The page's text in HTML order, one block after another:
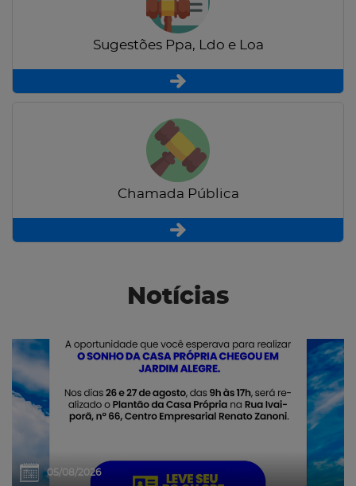
Sugestões Ppa, Ldo e Loa
Chamada Pública
Notícias
05/08/2026